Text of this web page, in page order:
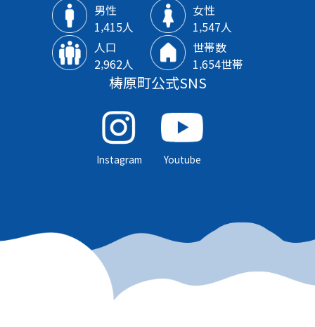
男性
1‚415人
女性
1‚547人
人口
2‚962人
世帯数
1‚654世帯
梼原町公式SNS
Instagram Youtube